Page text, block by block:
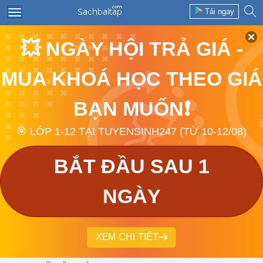
Tải ngay
💥 NGÀY HỘI TRẢ GIÁ -
MUA KHOÁ HỌC THEO GIÁ
BẠN MUỐN❗
🎯 LỚP 1-12 TẠI TUYENSINH247 (TỪ 10-12/08)
BẮT ĐẦU SAU 1
NGÀY
XEM CHI TIẾT